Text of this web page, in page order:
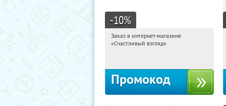
-10%
22:16:46
Получи первым!
Заказ в интернет-магазине
«Счастливый взгляд»
Промокод